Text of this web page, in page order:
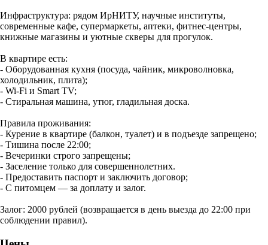
Инфраструктура: рядом ИрНИТУ, научные институты,
современные кафе, супермаркеты, аптеки, фитнес‑центры,
книжные магазины и уютные скверы для прогулок.
В квартире есть:
- Оборудованная кухня (посуда, чайник, микроволновка,
холодильник, плита);
- Wi‑Fi и Smart TV;
- Стиральная машина, утюг, гладильная доска.
Правила проживания:
- Курение в квартире (балкон, туалет) и в подъезде запрещено;
- Тишина после 22:00;
- Вечеринки строго запрещены;
- Заселение только для совершеннолетних.
- Предоставить паспорт и заключить договор;
- С питомцем — за доплату и залог.
Залог: 2000 рублей (возвращается в день выезда до 22:00 при
соблюдении правил).